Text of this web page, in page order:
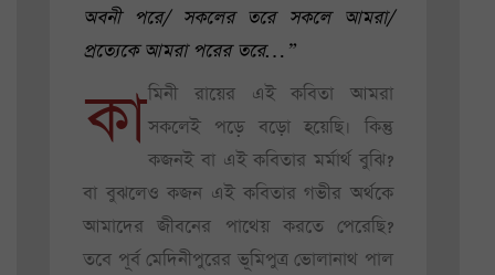
অবনী পরে/ সকলের তরে সকলে আমরা/
প্রত্যেকে আমরা পরের তরে…”
কামিনী রায়ের এই কবিতা আমরা
সকলেই পড়ে বড়ো হয়েছি। কিন্তু
কজনই বা এই কবিতার মর্মার্থ বুঝি?
বা বুঝলেও কজন এই কবিতার গভীর অর্থকে
আমাদের জীবনের পাথেয় করতে পেরেছি?
তবে পূর্ব মেদিনীপুরের ভূমিপুত্র ভোলানাথ পাল